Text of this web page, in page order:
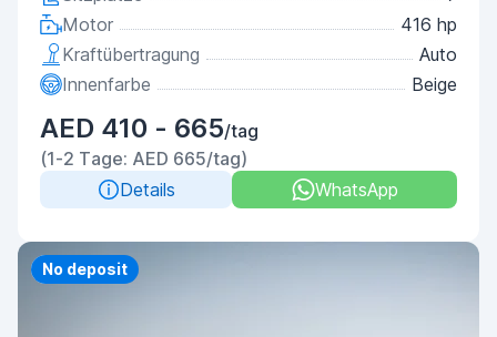
Motor
416 hp
Kraftübertragung
Auto
Innenfarbe
Beige
AED 410 - 665/tag
(1-2 Tage: AED 665/tag)
Details
WhatsApp
Priority
No deposit